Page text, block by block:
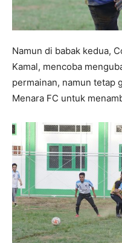
Namun di babak kedua,
Kamal, mencoba
permainan, namun tetap
Menara FC untuk